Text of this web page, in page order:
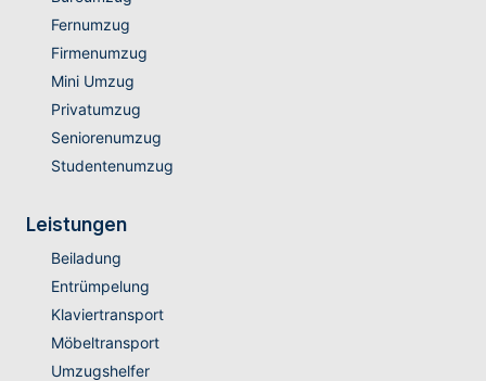
Fernumzug
Firmenumzug
Mini Umzug
Privatumzug
Seniorenumzug
Studentenumzug
Leistungen
Beiladung
Entrümpelung
Klaviertransport
Möbeltransport
Umzugshelfer